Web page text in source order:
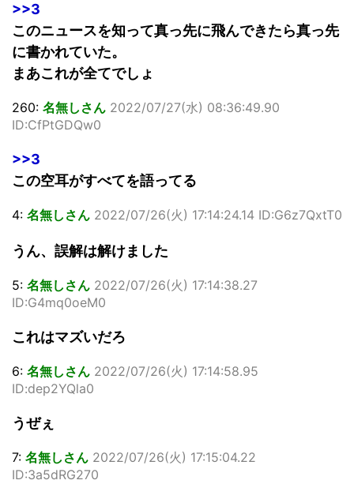
>>3
このニュースを知って真っ先に飛んできたら真っ先
に書かれていた。
まあこれが全てでしょ
260: 名無しさん 2022/07/27(水) 08:36:49.90
ID:CfPtGDQw0
>>3
この空耳がすべてを語ってる
4: 名無しさん 2022/07/26(火) 17:14:24.14 ID:G6z7QxtT0
うん、誤解は解けました
5: 名無しさん 2022/07/26(火) 17:14:38.27
ID:G4mq0oeM0
これはマズいだろ
6: 名無しさん 2022/07/26(火) 17:14:58.95
ID:dep2YQla0
うぜぇ
7: 名無しさん 2022/07/26(火) 17:15:04.22
ID:3a5dRG270